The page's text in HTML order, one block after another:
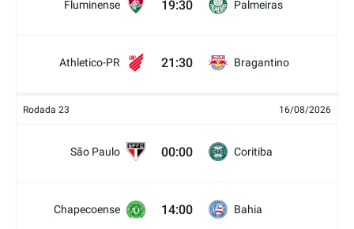
Fluminense 19:30 Palmeiras
Athletico-PR 21:30 Bragantino
Rodada 23 16/08/2026
São Paulo 00:00 Coritiba
Chapecoense 14:00 Bahia